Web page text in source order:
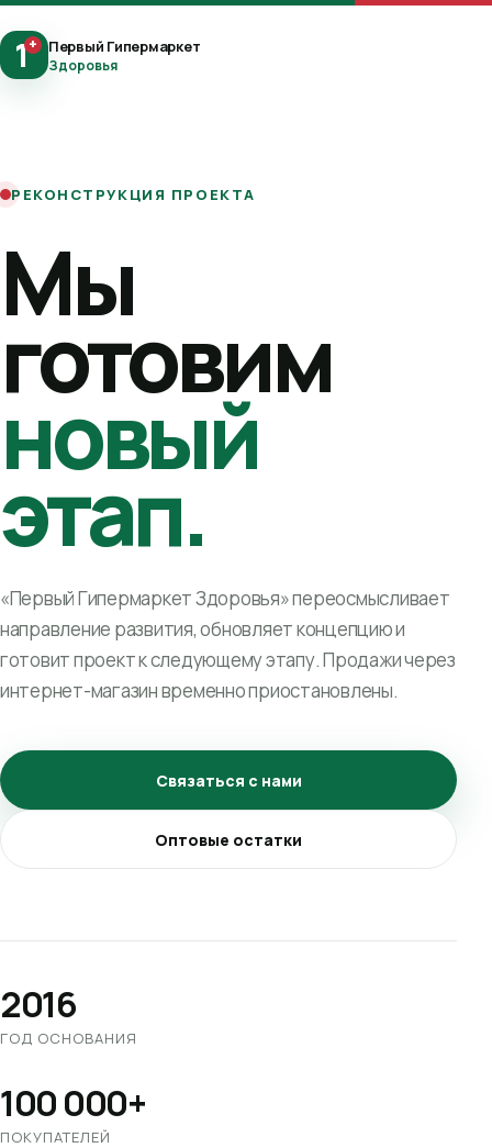
1+ Первый Гипермаркет
Здоровья
РЕКОНСТРУКЦИЯ ПРОЕКТА
Мы
готовим
новый
этап.
«Первый Гипермаркет Здоровья» переосмысливает
направление развития, обновляет концепцию и
готовит проект к следующему этапу. Продажи через
интернет-магазин временно приостановлены.
Связаться с нами
Оптовые остатки
2016
ГОД ОСНОВАНИЯ
100 000+
ПОКУПАТЕЛЕЙ